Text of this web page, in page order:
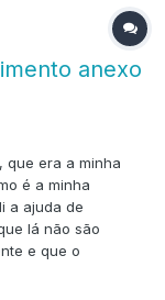
anexo
que era a minha
é a minha
a ajuda de
lá não são
e que o